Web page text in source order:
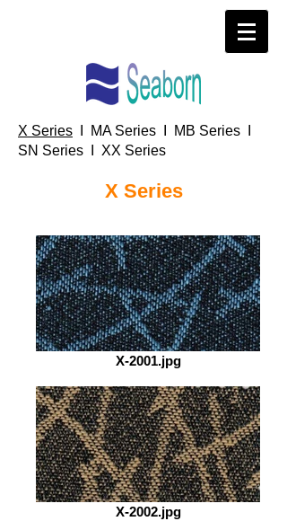
X Series I MA Series I MB Series I
SN Series I XX Series
X Series
X-2001.jpg
X-2002.jpg